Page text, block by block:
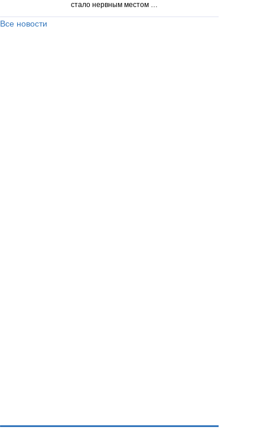
стало нервным местом …
Все новости